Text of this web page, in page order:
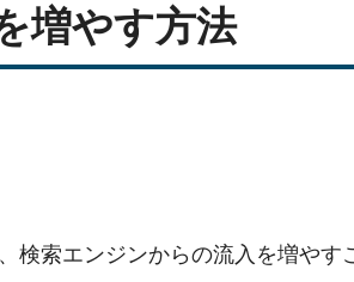
増やす方法
検索エンジンからの流入を増やす